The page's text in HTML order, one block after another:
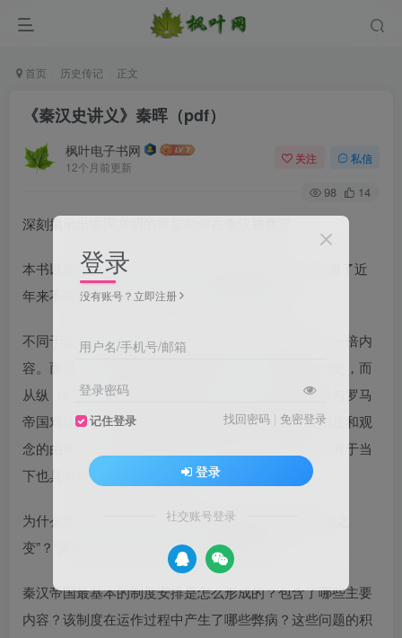
首页 历史传记 正文
《秦汉史讲义》秦晖（pdf）
枫叶电子书网
12个月前更新
关注 私信
98 14
深刻揭示出中国文明的框架如何在秦汉被奠定
本书以秦晖在清华大学讲授“秦汉史”课程为蓝本，增加了近
年来不断发现的考古资料，几经整理修改而成。
不同于最初的课堂录音，此次成书比录音记录多出近一倍内
容。而且，不同于传统的断代史著述，本书略于政治史，而
从纵（时间上的周秦、汉唐对比）横（空间上的秦汉与罗马
帝国对比）两个维度来探讨秦汉帝国那套政治经济制度和观
念的由来，以及它们在秦汉以后的影响，高屋建瓴，对于当
下也具有极为重要的借鉴意义。
为什么说中国三千年历史上发生的最深刻变化是“周秦之
变”？“周秦之变”何以奠定了中国文明的框架？
秦汉帝国最基本的制度安排是怎么形成的？包含了哪些主要
内容？该制度在运作过程中产生了哪些弊病？这些问题的积
登录
没有账号？立即注册
用户名/手机号/邮箱
登录密码
记住登录 找回密码 | 免密登录
登录
社交账号登录